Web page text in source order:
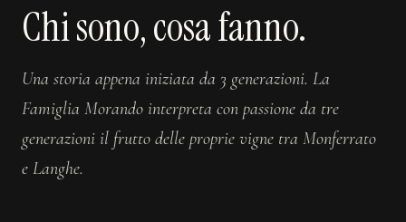
Chi sono, cosa fanno.
Una storia appena iniziata da 3 generazioni. La
Famiglia Morando interpreta con passione da tre
generazioni il frutto delle proprie vigne tra Monferrato
e Langhe.